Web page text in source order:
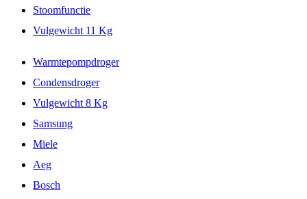
Stoomfunctie
Vulgewicht 11 Kg
Warmtepompdroger
Condensdroger
Vulgewicht 8 Kg
Samsung
Miele
Aeg
Bosch